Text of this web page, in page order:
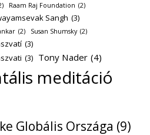
Raam Raj Foundation (2)
Sangh (3)
(2) Susan Shumsky (2)
(3)
(3) Tony Nader (4)
meditáció
Globális Országa (9)